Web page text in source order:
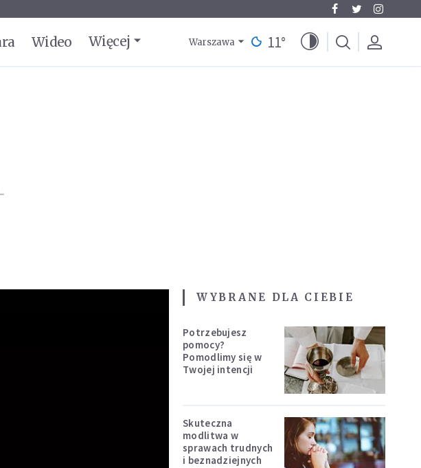
Wideo Więcej Warszawa 11°
WYBRANE DLA CIEBIE
Potrzebujesz
pomocy?
Pomodlimy się w
Twojej intencji
Skuteczna
modlitwa w
sprawach trudnych
i beznadziejnych